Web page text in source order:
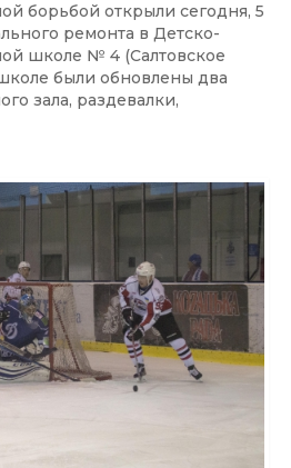
борьбой открыли сегодня, 5
ремонта в Детско-
школе № 4 (Салтовское
были обновлены два
зала, раздевалки,